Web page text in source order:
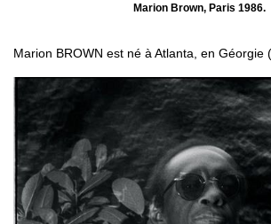
Marion Brown, Paris 1986.
Marion BROWN est né à Atlanta, en Géorgie